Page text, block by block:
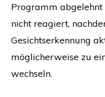
Programm
nicht reagiert,
Gesichtserkennung
möglicherweise zu
wechseln.